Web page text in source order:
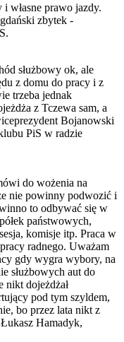
własne prawo jazdy.
zbytek -
służbowy ok, ale
z domu do pracy i z
trzeba jednak
z Tczewa sam, a
Bojanowski
PiS w radzie
do wożenia na
nie powinny podwozić i
to odbywać się w
państwowych,
komisje itp. Praca w
radnego. Uważam
gdy wygra wybory, na
służbowych aut do
nikt dojeżdżał
pod tym szyldem,
bo przez lata nikt z
Hamadyk,